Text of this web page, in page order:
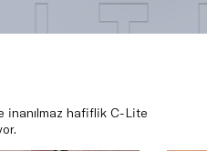
inanılmaz hafiflik C-Lite